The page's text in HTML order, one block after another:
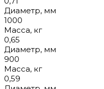
Диаметр, мм
1000
Масса, кг
0,65
Диаметр, мм
900
Масса, кг
0,59